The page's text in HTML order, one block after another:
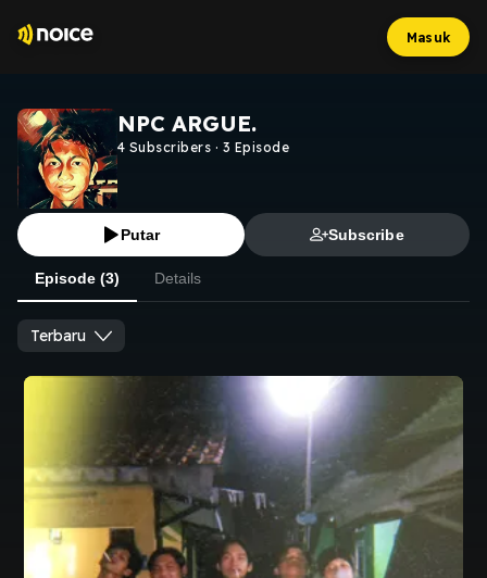
Masuk
NPC ARGUE.
4 Subscribers · 3 Episode
Putar Subscribe
Episode (3) Details
Terbaru